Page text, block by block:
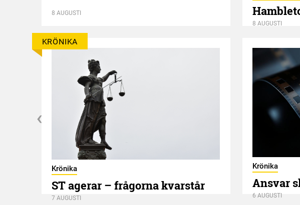
8 AUGUSTI
8 AUGUSTI
KRÖNIKA
Krönika
ST agerar – frågorna kvarstår
7 AUGUSTI
Krönika
Ansvar
6 AUGUSTI